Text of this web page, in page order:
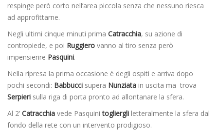
respinge però corto nell’area piccola senza che nessuno riesca
ad approfittarne.
Negli ultimi cinque minuti prima Catracchia, su azione di
contropiede, e poi Ruggiero vanno al tiro senza però
impensierire Pasquini.
Nella ripresa la prima occasione è degli ospiti e arriva dopo
pochi secondi: Babbucci supera Nunziata in uscita ma trova
Serpieri sulla riga di porta pronto ad allontanare la sfera.
Al 2’ Catracchia vede Pasquinitogliergli letteralmente la sfera dal
fondo della rete con un intervento prodigioso.